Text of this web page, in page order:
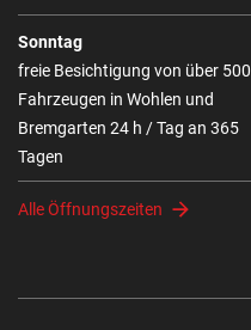
Sonntag
freie Besichtigung von über 500
Fahrzeugen in Wohlen und
Bremgarten 24 h / Tag an 365
Tagen
Alle Öffnungszeiten